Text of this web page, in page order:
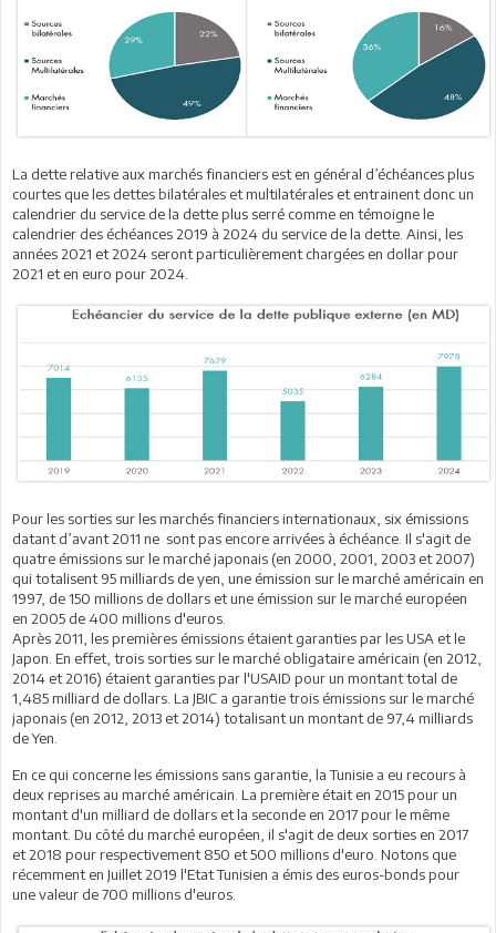
La dette relative aux marchés financiers est en général d’échéances plus
courtes que les dettes bilatérales et multilatérales et entrainent donc un
calendrier du service de la dette plus serré comme en témoigne le
calendrier des échéances 2019 à 2024 du service de la dette. Ainsi, les
années 2021 et 2024 seront particulièrement chargées en dollar pour
2021 et en euro pour 2024.
Pour les sorties sur les marchés financiers internationaux, six émissions
datant d’avant 2011 ne sont pas encore arrivées à échéance. Il s'agit de
quatre émissions sur le marché japonais (en 2000, 2001, 2003 et 2007)
qui totalisent 95 milliards de yen, une émission sur le marché américain en
1997, de 150 millions de dollars et une émission sur le marché européen
en 2005 de 400 millions d'euros.
Après 2011, les premières émissions étaient garanties par les USA et le
Japon. En effet, trois sorties sur le marché obligataire américain (en 2012,
2014 et 2016) étaient garanties par l'USAID pour un montant total de
1,485 milliard de dollars. La JBIC a garantie trois émissions sur le marché
japonais (en 2012, 2013 et 2014) totalisant un montant de 97,4 milliards
de Yen.
En ce qui concerne les émissions sans garantie, la Tunisie a eu recours à
deux reprises au marché américain. La première était en 2015 pour un
montant d'un milliard de dollars et la seconde en 2017 pour le même
montant. Du côté du marché européen, il s'agit de deux sorties en 2017
et 2018 pour respectivement 850 et 500 millions d'euro. Notons que
récemment en Juillet 2019 l'Etat Tunisien a émis des euros-bonds pour
une valeur de 700 millions d'euros.